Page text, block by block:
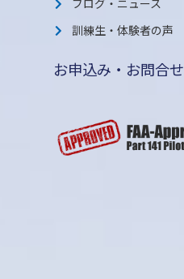
ブログ・ニュース
訓練生・体験者の声
お申込み・お問合せ